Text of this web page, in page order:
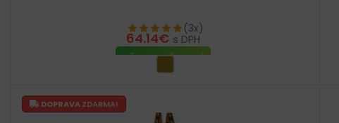
(3x)
64.14€ s DPH
VÝBER MOŽNOSTÍ
DOPRAVAZDARMA!